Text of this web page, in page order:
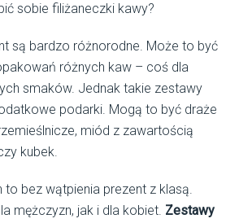
sobie filiżaneczki kawy?
są bardzo różnorodne. Może to być
różnych kaw – coś dla
smaków. Jednak takie zestawy
podarki. Mogą to być draże
miód z zawartością
kubek.
bez wątpienia prezent z klasą.
mężczyzn, jak i dla kobiet. Zestawy